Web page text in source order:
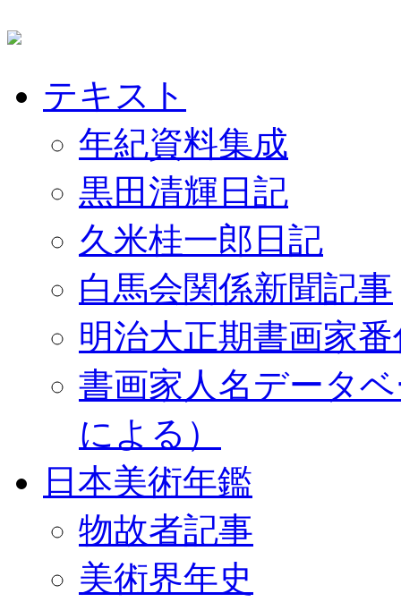
テキスト
年紀資料集成
黒田清輝日記
久米桂一郎日記
白馬会関係新聞記事
明治大正期書画家
書画家人名データ
による）
日本美術年鑑
物故者記事
美術界年史